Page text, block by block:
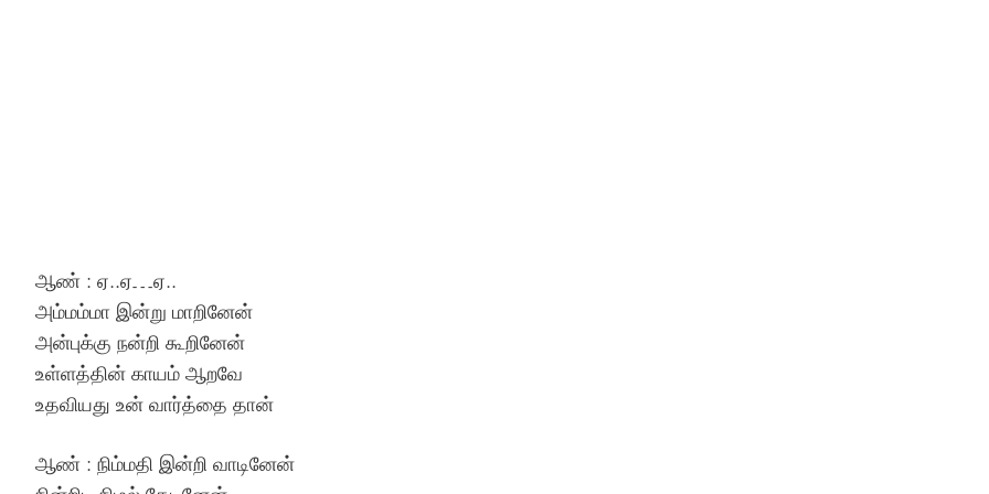
ஆண் : ஏ..ஏ…ஏ..
அம்மம்மா இன்று மாறினேன்
அன்புக்கு நன்றி கூறினேன்
உள்ளத்தின் காயம் ஆறவே
உதவியது உன் வார்த்தை தான்
ஆண் : நிம்மதி இன்றி வாடினேன்